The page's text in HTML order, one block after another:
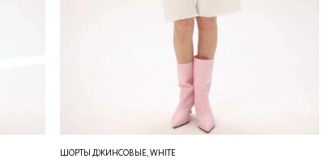
ШОРТЫ ДЖИНСОВЫЕ, WHITE